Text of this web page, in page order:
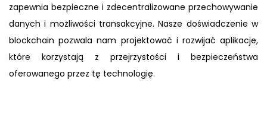
zapewnia bezpieczne i zdecentralizowane przechowywanie
danych i możliwości transakcyjne. Nasze doświadczenie w
blockchain pozwala nam projektować i rozwijać aplikacje,
które korzystają z przejrzystości i bezpieczeństwa
oferowanego przez tę technologię.